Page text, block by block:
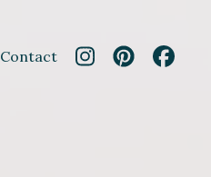
Contact